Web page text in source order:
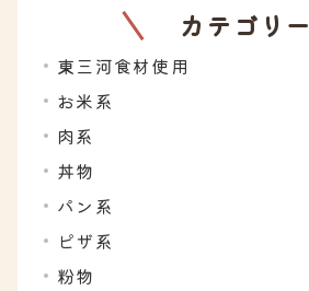
カテゴリー
東三河食材使用
お米系
肉系
丼物
パン系
ピザ系
粉物